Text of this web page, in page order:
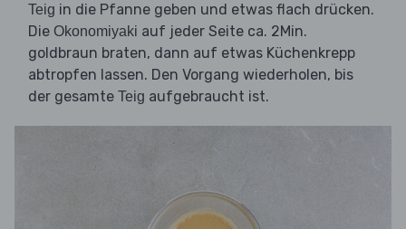
Teig in die Pfanne geben und etwas flach drücken.
Die Okonomiyaki auf jeder Seite ca. 2Min.
goldbraun braten, dann auf etwas Küchenkrepp
abtropfen lassen. Den Vorgang wiederholen, bis
der gesamte Teig aufgebraucht ist.